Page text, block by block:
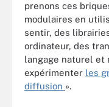
prenons ces
modulaires en
sentir, des
ordinateur, des
langage naturel et
expérimenter les
diffusion ».